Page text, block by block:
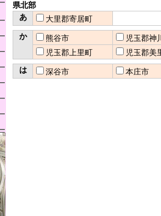
県北部
あ
大里郡寄居町
か
熊谷市
児玉郡神
児玉郡上里町
児玉郡美
は
深谷市 本庄市